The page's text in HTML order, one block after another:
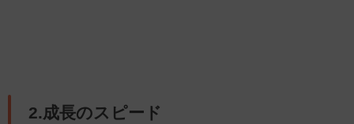
2.成長のスピード